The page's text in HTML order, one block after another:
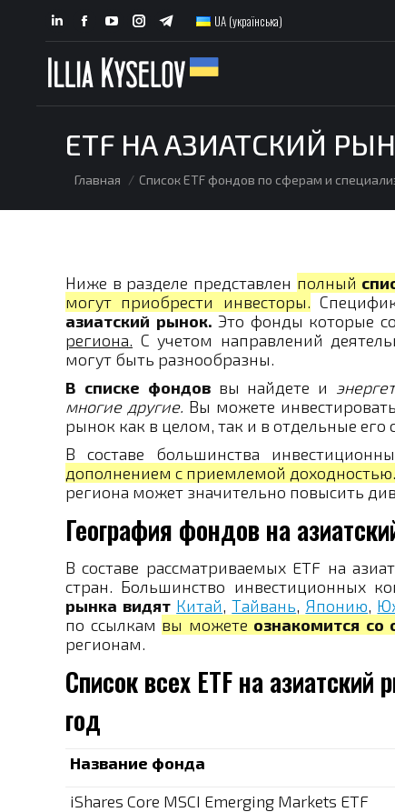
Linkedin
page
opens
in
window
Facebook
page
opens
in
window
YouTube
page
opens
in
window
Instagram
page
opens
in
window
Telegram
page
opens
in
window
UA (українська)
ETF НА АЗИАТСКИЙ
Главная Список ETF фондов по сферам и
Ниже в разделе представлен полный
могут приобрести инвесторы.
азиатский рынок. Это фонды которые
региона. С учетом направлений
могут быть разнообразны.
В списке фондоввы найдете и
многие другие. Вы можете
рынок как в целом, так и в отдельные его
В составе большинства
дополнением с приемлемой доходностью.
региона может значительно повысить
География фондов на
В составе рассматриваемых ETF на
стран. Большинство инвестиционных
рынка видят Китай,Тайвань, Японию,
по ссылкам вы можете ознакомится со
регионам.
Список всех ETF на
год
Название фонда
iShares Core MSCI Emerging Markets ETF